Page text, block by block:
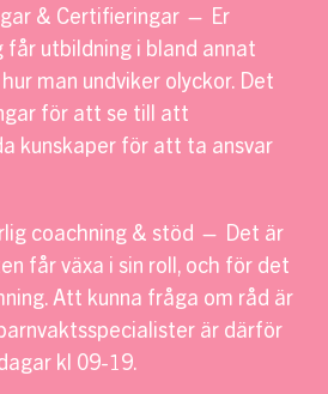
& Certifieringar — Er
får utbildning i bland annat
man undviker olyckor. Det
för att se till att
kunskaper för att ta ansvar
coachning & stöd — Det är
får växa i sin roll, och för det
Att kunna fråga om råd är
är därför
kl 09-19.